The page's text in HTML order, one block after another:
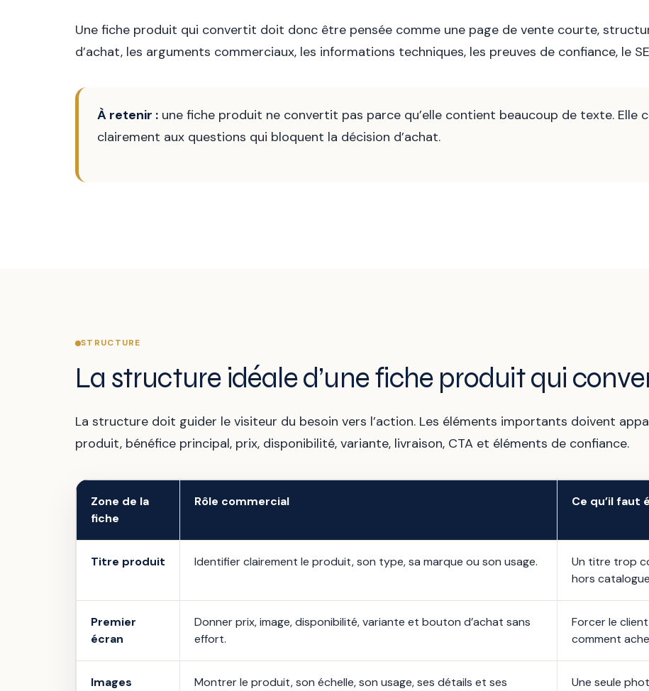
Une fiche produit qui convertit doit donc être pensée comme une page de vente courte,
d’achat, les arguments commerciaux, les informations techniques, les preuves de confiance, le
À retenir : une fiche produit ne convertit pas parce qu’elle contient beaucoup de texte. Elle
clairement aux questions qui bloquent la décision d’achat.
STRUCTURE
La structure idéale d’une fiche produit qui
La structure doit guider le visiteur du besoin vers l’action. Les éléments importants doivent
produit, bénéfice principal, prix, disponibilité, variante, livraison, CTA et éléments de confiance.
Zone de la
fiche
Rôle commercial Ce qu’il faut
Titre produit Identifier clairement le produit, son type, sa marque ou son usage.
Un titre trop
hors
Premier
écran
Donner prix, image, disponibilité, variante et bouton d’achat sans
effort.
Forcer le
comment
Images
Montrer le produit, son échelle, son usage, ses détails et ses
Une seule